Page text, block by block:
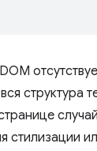
структура
стилизации